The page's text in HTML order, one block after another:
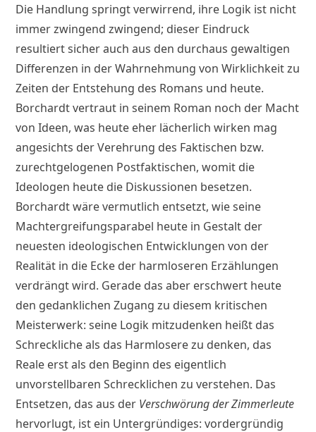
Die Handlung springt verwirrend, ihre Logik ist nicht
immer zwingend zwingend; dieser Eindruck
resultiert sicher auch aus den durchaus gewaltigen
Differenzen in der Wahrnehmung von Wirklichkeit zu
Zeiten der Entstehung des Romans und heute.
Borchardt vertraut in seinem Roman noch der Macht
von Ideen, was heute eher lächerlich wirken mag
angesichts der Verehrung des Faktischen bzw.
zurechtgelogenen Postfaktischen, womit die
Ideologen heute die Diskussionen besetzen.
Borchardt wäre vermutlich entsetzt, wie seine
Machtergreifungsparabel heute in Gestalt der
neuesten ideologischen Entwicklungen von der
Realität in die Ecke der harmloseren Erzählungen
verdrängt wird. Gerade das aber erschwert heute
den gedanklichen Zugang zu diesem kritischen
Meisterwerk: seine Logik mitzudenken heißt das
Schreckliche als das Harmlosere zu denken, das
Reale erst als den Beginn des eigentlich
unvorstellbaren Schrecklichen zu verstehen. Das
Entsetzen, das aus der Verschwörung der Zimmerleute
hervorlugt, ist ein Untergründiges: vordergründig